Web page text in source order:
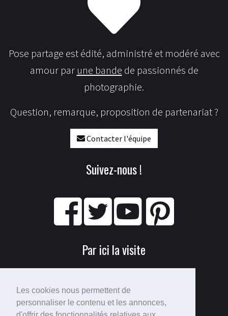
Les cookies nous permettent de
personnaliser le contenu et les annonces,
Pose partage est édité, administré et modéré avec
amour par une bande de passionnés de
photographie.
Question, remarque, proposition de partenariat ?
Contacter l'équipe
Suivez-nous !
Par ici la visite